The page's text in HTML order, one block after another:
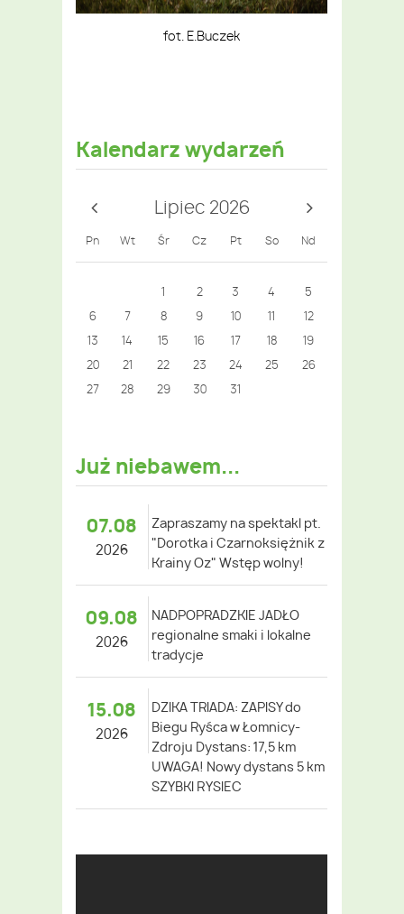
fot. E.Buczek
Kalendarz wydarzeń
Lipiec 2026
Pn Wt Śr Cz Pt So Nd
1 2 3 4 5
6 7 8 9 10 11 12
13 14 15 16 17 18 19
20 21 22 23 24 25 26
27 28 29 30 31
Już niebawem...
07.08
2026
Zapraszamy na spektakl pt.
"Dorotka i Czarnoksiężnik z
Krainy Oz" Wstęp wolny!
09.08
2026
NADPOPRADZKIE JADŁO
regionalne smaki i lokalne
tradycje
15.08
2026
DZIKA TRIADA: ZAPISY do
Biegu Ryśca w Łomnicy-
Zdroju Dystans: 17,5 km
UWAGA! Nowy dystans 5 km
SZYBKI RYSIEC